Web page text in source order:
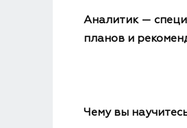
Аналитик —
планов и
Чему вы